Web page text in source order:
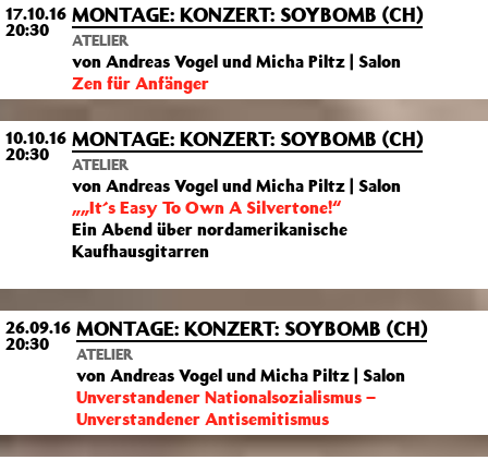
17.10.16
20:30
MONTAGE: KONZERT: SOYBOMB (CH)
ATELIER
von Andreas Vogel und Micha Piltz | Salon
Zen für Anfänger
10.10.16
20:30
MONTAGE: KONZERT: SOYBOMB (CH)
ATELIER
von Andreas Vogel und Micha Piltz | Salon
„„It´s Easy To Own A Silvertone!“
Ein Abend über nordamerikanische
Kaufhausgitarren
26.09.16
20:30
MONTAGE: KONZERT: SOYBOMB (CH)
ATELIER
von Andreas Vogel und Micha Piltz | Salon
Unverstandener Nationalsozialismus –
Unverstandener Antisemitismus